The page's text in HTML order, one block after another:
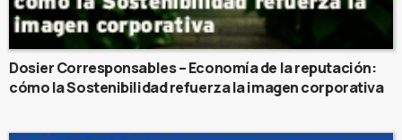
Dosier Corresponsables – Economía de la reputación:
cómo la Sostenibilidad refuerza la imagen corporativa